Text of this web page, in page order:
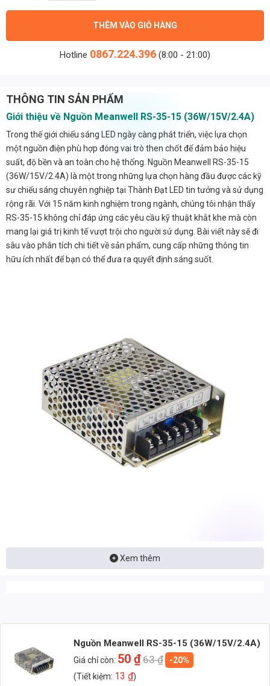
THÊM VÀO GIỎ HÀNG
Hotline 0867.224.396 (8:00 - 21:00)
THÔNG TIN SẢN PHẨM
Giới thiệu về Nguồn Meanwell RS-35-15 (36W/15V/2.4A)
Trong thế giới chiếu sáng LED ngày càng phát triển, việc lựa chọn
một nguồn điện phù hợp đóng vai trò then chốt để đảm bảo hiệu
suất, độ bền và an toàn cho hệ thống. Nguồn Meanwell RS-35-15
(36W/15V/2.4A) là một trong những lựa chọn hàng đầu được các kỹ
sư chiếu sáng chuyên nghiệp tại Thành Đạt LED tin tưởng và sử dụng
rộng rãi. Với 15 năm kinh nghiệm trong ngành, chúng tôi nhận thấy
RS-35-15 không chỉ đáp ứng các yêu cầu kỹ thuật khắt khe mà còn
mang lại giá trị kinh tế vượt trội cho người sử dụng. Bài viết này sẽ đi
sâu vào phân tích chi tiết về sản phẩm, cung cấp những thông tin
hữu ích nhất để bạn có thể đưa ra quyết định sáng suốt.
Nhận báo giá đèn LED – tư vấn nhanh & giá tận xưởng
Zalo 1 (Tư vấn chính)
Zalo 2 (Hỗ trợ nhanh)
Xem thêm
Nguồn Meanwell RS-35-15 (36W/15V/2.4A)
Giá chỉ còn: 50₫63₫
-20%
(Tiết kiệm: 13₫)